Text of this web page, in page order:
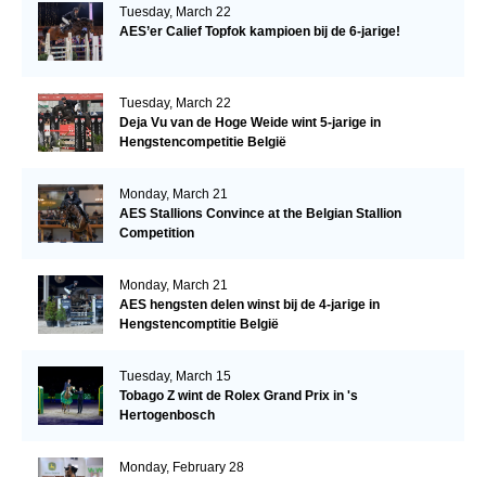
Tuesday, March 22
AES’er Calief Topfok kampioen bij de 6-jarige!
Tuesday, March 22
Deja Vu van de Hoge Weide wint 5-jarige in
Hengstencompetitie België
Monday, March 21
AES Stallions Convince at the Belgian Stallion
Competition
Monday, March 21
AES hengsten delen winst bij de 4-jarige in
Hengstencomptitie België
Tuesday, March 15
Tobago Z wint de Rolex Grand Prix in 's
Hertogenbosch
Monday, February 28